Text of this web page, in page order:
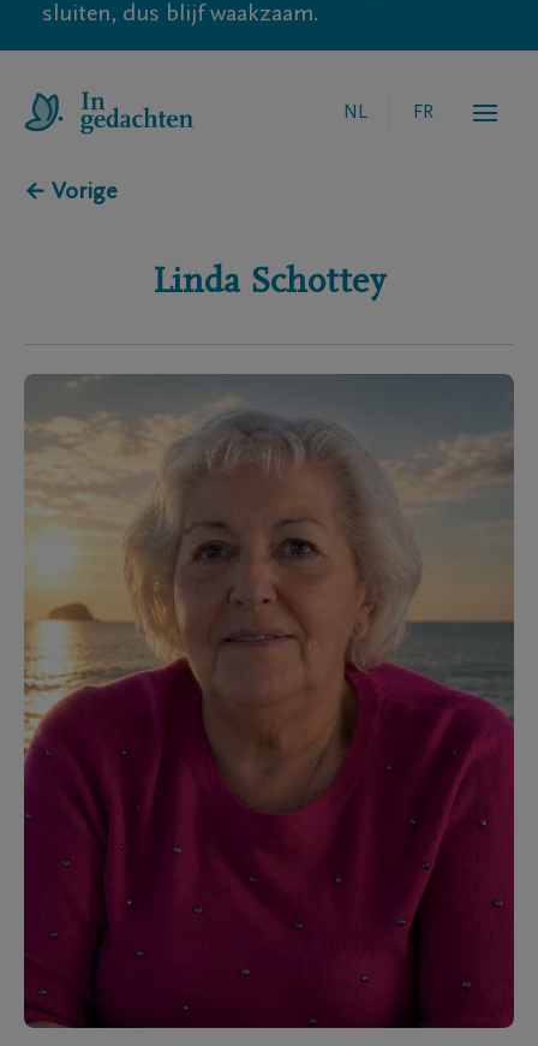
sluiten, dus blijf waakzaam.
NL FR
← Vorige
Linda Schottey